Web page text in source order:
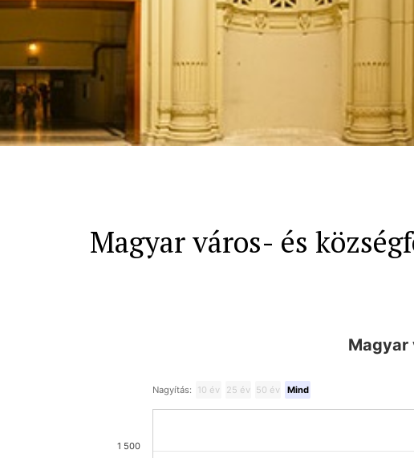
Magyar város- és
Magyar
Nagyítás: 10 év 25 év 50 év Mind
1 500